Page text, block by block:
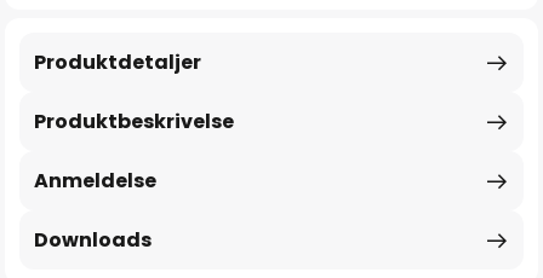
Produktbeskrivelse
Produktdetaljer
Anmeldelse
Downloads